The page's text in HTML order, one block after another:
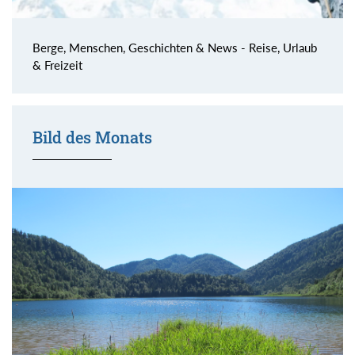
Berge, Menschen, Geschichten & News - Reise, Urlaub
& Freizeit
Bild des Monats